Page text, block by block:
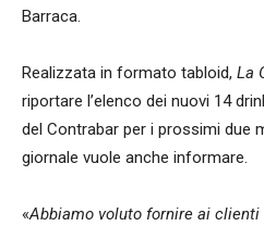
Barraca.
Realizzata in formato tabloid, La
riportare l’elenco dei nuovi 14
del Contrabar per i prossimi due
giornale vuole anche informare.
«Abbiamo voluto fornire ai